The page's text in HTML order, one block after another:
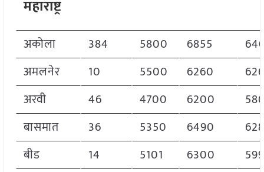
महाराष्ट्र
अकोला 384 5800 6855
अमलनेर
10 5500 6260
अरवी
46 4700 6200
बासमात
36 5350 6490
बीड
14 5101 6300